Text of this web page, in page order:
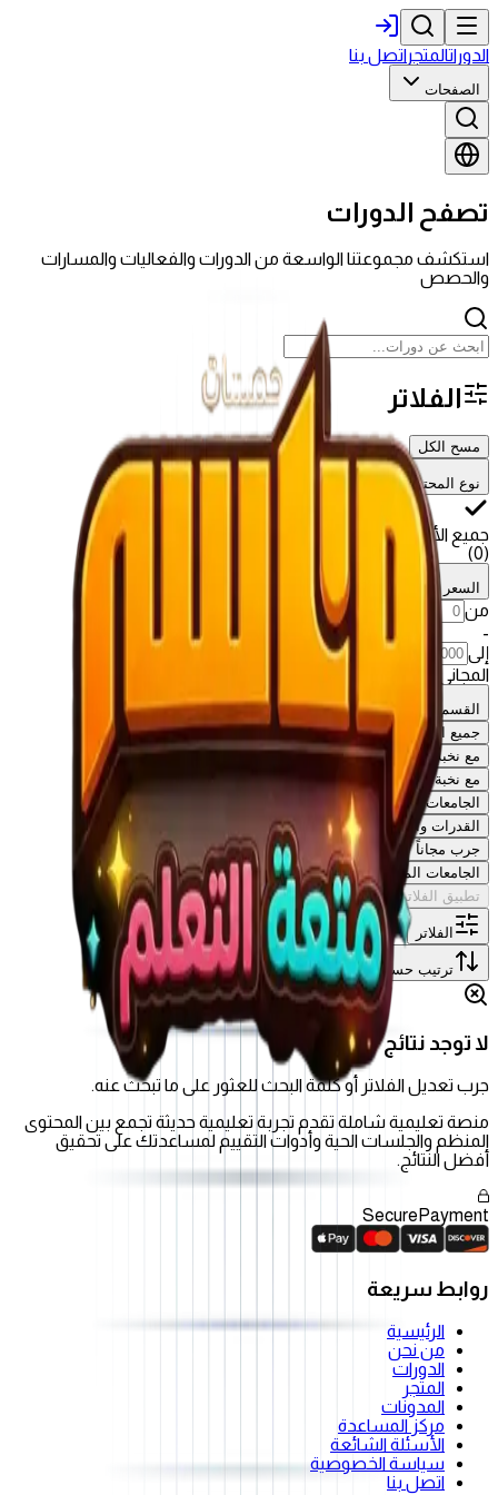
الدوراتالمتجراتصل بنا
الصفحات
تصفح الدورات
استكشف مجموعتنا الواسعة من الدورات والفعاليات والمسارات
والحصص
الفلاتر
مسح الكل
نوع المحتوى
جميع الأقسام
(
0
)
السعر
من
-
إلى
المجاني فقط
القسم
جميع الأقسام
مع نخبة الخبراء
مع نخبة الخبراء
الجامعات السعودية
القدرات والتحصيلي
جرب مجاناً
الجامعات المصرية
تطبيق الفلاتر
الفلاتر
ترتيب حسب :الأحدث
لا توجد نتائج
جرب تعديل الفلاتر أو كلمة البحث للعثور على ما تبحث عنه.
منصة تعليمية شاملة تقدم تجربة تعليمية حديثة تجمع بين المحتوى
المنظم والجلسات الحية وأدوات التقييم لمساعدتك على تحقيق
أفضل النتائج.
Secure Payment
روابط سريعة
الرئيسية
من نحن
الدورات
المتجر
المدونات
مركز المساعدة
الأسئلة الشائعة
سياسة الخصوصية
اتصل بنا